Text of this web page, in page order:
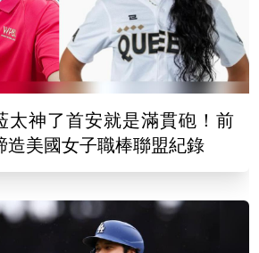
太神了首安就是滿貫砲！前
造美國女子職棒聯盟紀錄